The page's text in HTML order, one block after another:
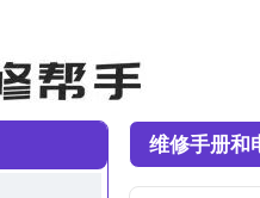
维修手册和